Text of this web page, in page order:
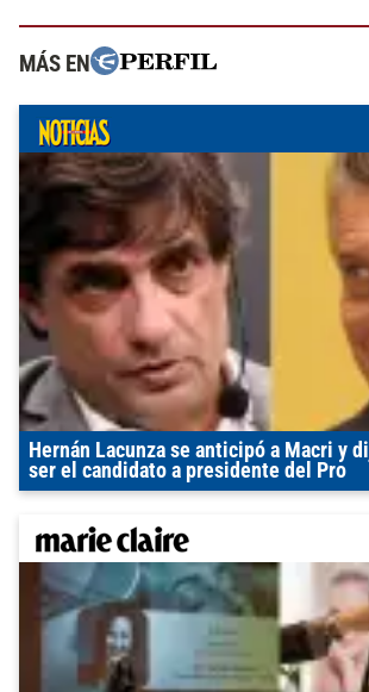
MÁS EN
Hernán Lacunza se anticipó a Macri y
ser el candidato a presidente del Pro